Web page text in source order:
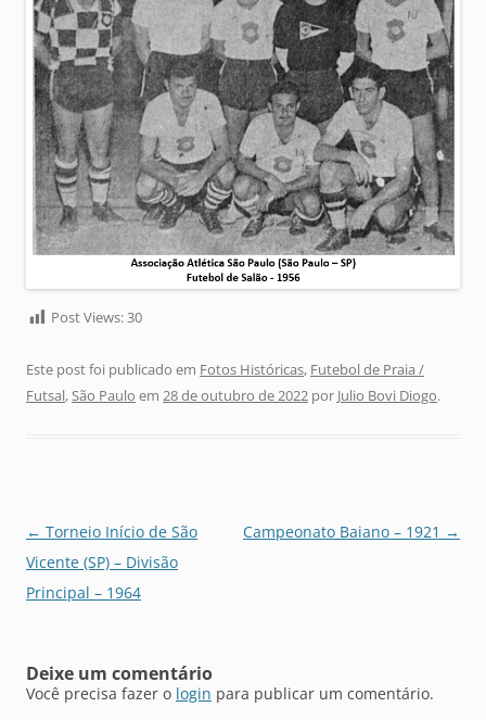
Post Views:30
Este post foi publicado em Fotos Históricas, Futebol de Praia /
Futsal,São Paulo em 28 de outubro de 2022 por Julio Bovi Diogo.
Navegação
de
posts
← Torneio Início de São
Vicente (SP) – Divisão
Principal – 1964
Campeonato Baiano – 1921 →
Deixe um comentário
Você precisa fazer o login para publicar um comentário.